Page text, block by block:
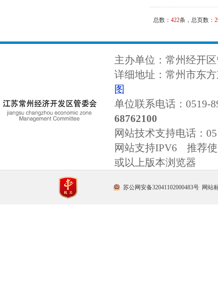
总数： 422条，总页数：
主办单位：常州经开
详细地址：常州市东
图
单位联系电话：0519-
68762100
网站技术支持电话：
网站支持IPV6 推荐使
或以上版本浏览器
苏公网安备32041102000483号 网站